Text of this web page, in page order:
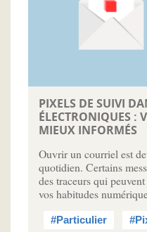
PIXELS DE SUIVI
ÉLECTRONIQUES :
MIEUX INFORMÉS
Ouvrir un courriel est
quotidien. Certains
des traceurs qui
vos habitudes
#Particulier